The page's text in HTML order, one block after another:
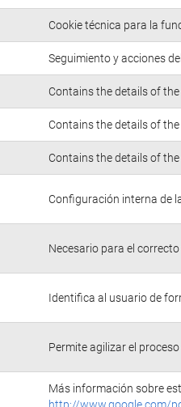
Cookie técnica para la
Seguimiento y acciones
Contains the details of
Contains the details of
Contains the details of
Configuración interna de
Necesario para el
Identifica al usuario de
Permite agilizar el
Más información sobre